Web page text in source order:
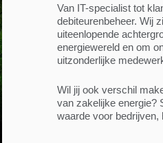
Van IT-specialist tot
debiteurenbeheer. Wij
uiteenlopende
energiewereld en om
uitzonderlijke
Wil jij ook verschil
van zakelijke energie?
waarde voor bedrijven,